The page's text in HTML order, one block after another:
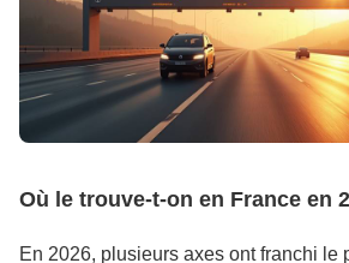
Où le trouve-t-on en France en
En 2026, plusieurs axes ont franchi le